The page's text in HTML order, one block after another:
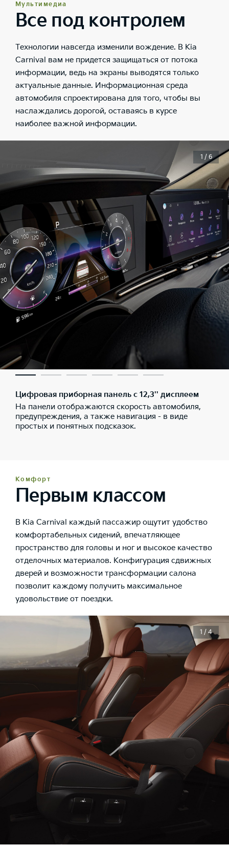
Мультимедиа
Все под контролем
Технологии навсегда изменили вождение. В Kia
Carnival вам не придется защищаться от потока
информации, ведь на экраны выводятся только
актуальные данные. Информационная среда
автомобиля спроектирована для того, чтобы вы
наслаждались дорогой, оставаясь в курсе
наиболее важной информации.
Цифровая приборная панель с 12,3'' дисплеем
На панели отображаются скорость автомобиля,
предупреждения, а также навигация - в виде
простых и понятных подсказок.
1 / 6
Комфорт
Первым классом
В Kia Carnival каждый пассажир ощутит удобство
комфортабельных сидений, впечатляющее
пространство для головы и ног и высокое качество
отделочных материалов. Конфигурация сдвижных
дверей и возможности трансформации салона
позволит каждому получить максимальное
удовольствие от поездки.
1 / 4